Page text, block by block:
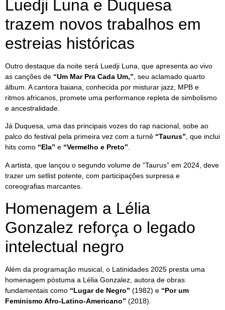
Luedji Luna e Duquesa
trazem novos trabalhos em
estreias históricas
Outro destaque da noite será Luedji Luna, que apresenta ao vivo
as canções de “Um Mar Pra Cada Um,” , seu aclamado quarto
álbum. A cantora baiana, conhecida por misturar jazz, MPB e
ritmos africanos, promete uma performance repleta de simbolismo
e ancestralidade.
Já Duquesa, uma das principais vozes do rap nacional, sobe ao
palco do festival pela primeira vez com a turnê “Taurus”, que inclui
hits como “Ela” e “Vermelho e Preto”.
A artista, que lançou o segundo volume de “Taurus” em 2024, deve
trazer um setlist potente, com participações surpresa e
coreografias marcantes.
Homenagem a Lélia
Gonzalez reforça o legado
intelectual negro
Além da programação musical, o Latinidades 2025 presta uma
homenagem póstuma a Lélia Gonzalez, autora de obras
fundamentais como “Lugar de Negro” (1982) e “Por um
Feminismo Afro-Latino-Americano” (2018).